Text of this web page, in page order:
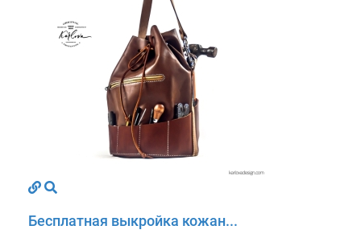
Бесплатная выкройка кожан...